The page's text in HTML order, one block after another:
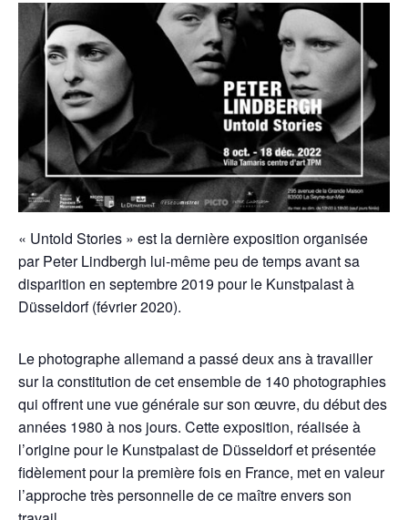
« Untold Stories » est la dernière exposition organisée
par Peter Lindbergh lui-même peu de temps avant sa
disparition en septembre 2019 pour le Kunstpalast à
Düsseldorf (février 2020).
Le photographe allemand a passé deux ans à travailler
sur la constitution de cet ensemble de 140 photographies
qui offrent une vue générale sur son œuvre, du début des
années 1980 à nos jours. Cette exposition, réalisée à
l’origine pour le Kunstpalast de Düsseldorf et présentée
fidèlement pour la première fois en France, met en valeur
l’approche très personnelle de ce maître envers son